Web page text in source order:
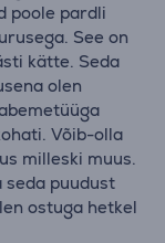
poole pardli
See on
kätte. Seda
olen
Võib-olla
milleski muus.
seda puudust
ostuga hetkel